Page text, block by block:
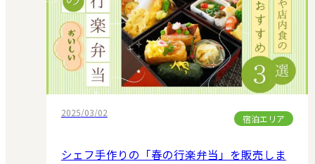
2025/03/02
宿泊エリア
シェフ手作りの「春の行楽弁当」を販売しま